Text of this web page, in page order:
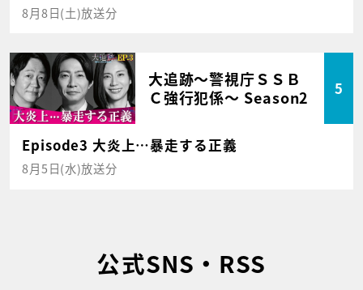
8月8日(土)放送分
大追跡～警視庁ＳＳＢ
Ｃ強行犯係～ Season2
5
Episode3 大炎上…暴走する正義
8月5日(水)放送分
公式SNS・RSS